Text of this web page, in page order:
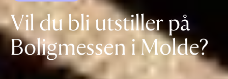
Vil du bli utstiller på
Boligmessen i Molde?